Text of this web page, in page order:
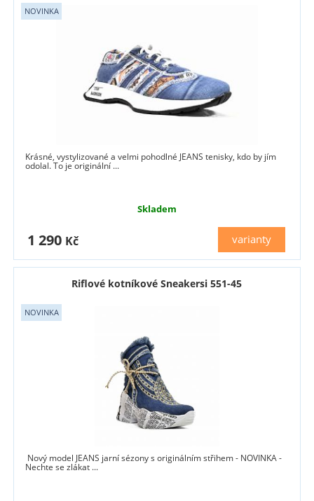
Krásné, vystylizované a velmi pohodlné JEANS tenisky, kdo by jím
odolal. To je originální ...
Skladem
varianty
1 290 Kč
Riflové kotníkové Sneakersi 551-45
Nový model JEANS jarní sézony s originálním střihem - NOVINKA -
Nechte se zlákat ...